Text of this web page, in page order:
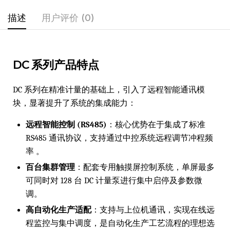
描述 用户评价 (0)
DC 系列产品特点
DC 系列在精准计量的基础上，引入了远程智能通讯模
块，显著提升了系统的集成能力：
远程智能控制 (RS485) ：核心优势在于集成了标准
RS485 通讯协议，支持通过中控系统远程调节冲程频
率 。
百台集群管理 ：配套专用触摸屏控制系统，单屏最多
可同时对 128 台 DC 计量泵进行集中启停及参数微
调。
高自动化生产适配：支持与上位机通讯，实现在线远
程监控与集中调度，是自动化生产工艺流程的理想选